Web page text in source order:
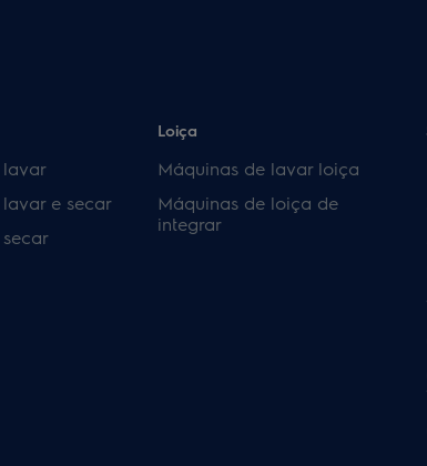
lavar
e secar
Loiça
Máquinas de lavar loiça
Máquinas de loiça de
integrar